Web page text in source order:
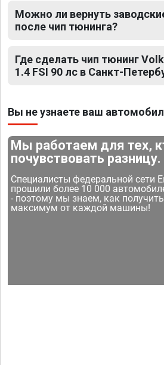
Можно ли вернуть
после чип тюнинга?
Где сделать чип тюнинг
1.4 FSI 90 лс в Санкт-
Вы не узнаете ваш
Мы работаем для тех,
почувствовать разницу.
Специалисты федеральной сети
прошили более 10 000
- поэтому мы знаем, как
максимум от каждой машины!